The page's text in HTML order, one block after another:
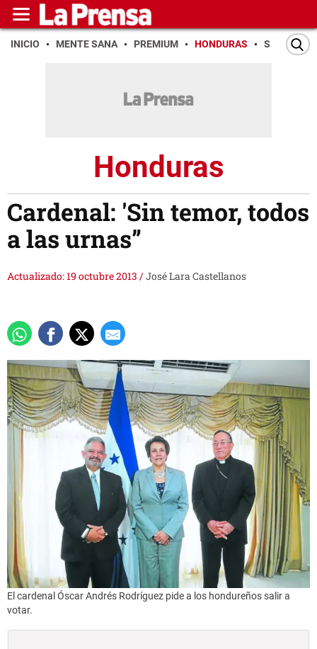
INICIO MENTE SANA PREMIUM HONDURAS SAN PEDRO
Honduras
Cardenal: 'Sin temor, todos
a las urnas”
Actualizado: 19 octubre 2013 /José Lara Castellanos
El cardenal Óscar Andrés Rodríguez pide a los hondureños salir a
votar.